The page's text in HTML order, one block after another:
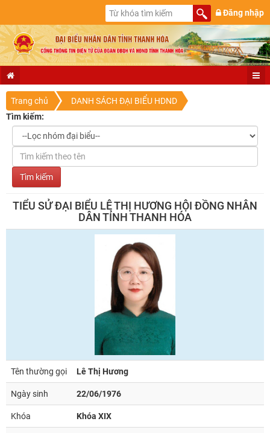
Đăng nhập
Trang chủ
DANH SÁCH ĐẠI BIỂU HDND
Tìm kiếm:
TIỂU SỬ ĐẠI BIỂU LÊ THỊ HƯƠNG HỘI ĐỒNG NHÂN
DÂN TỈNH THANH HÓA
Tên thường gọi Lê Thị Hương
Ngày sinh 22/06/1976
Khóa Khóa XIX